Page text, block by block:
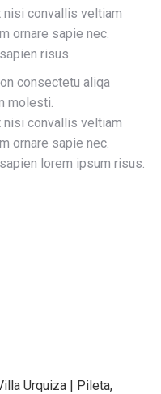
nisi convallis veltiam
ornare sapie nec.
risus.
consectetu aliqa
molesti.
nisi convallis veltiam
ornare sapie nec.
lorem ipsum risus.
Urquiza | Pileta,